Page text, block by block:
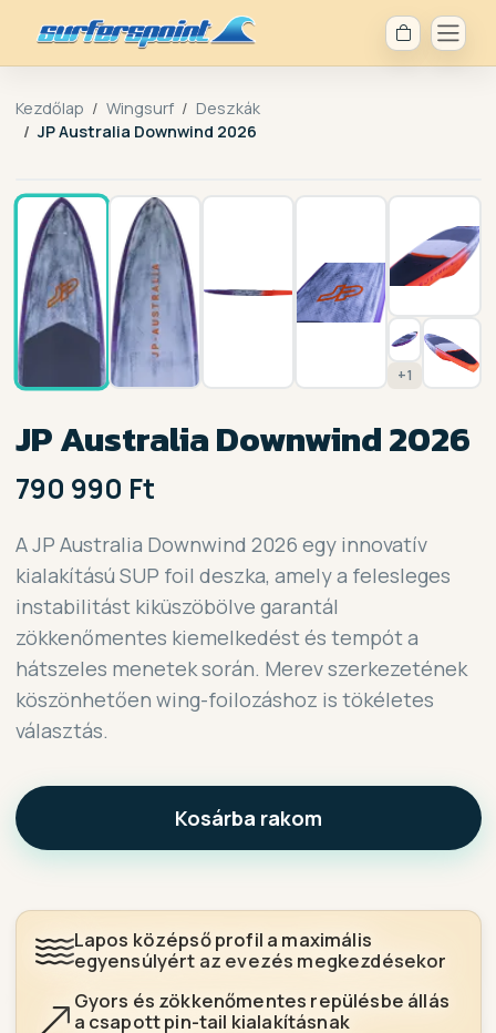
Kezdőlap Wingsurf
Deszkák
JP Australia Downwind 2026
+1
JP Australia Downwind 2026
790 990 Ft
A JP Australia Downwind 2026 egy innovatív
kialakítású SUP foil deszka, amely a felesleges
instabilitást kiküszöbölve garantál
zökkenőmentes kiemelkedést és tempót a
hátszeles menetek során. Merev szerkezetének
köszönhetően wing-foilozáshoz is tökéletes
választás.
Kosárba rakom
Lapos középső profil a maximális
egyensúlyért az evezés megkezdésekor
Gyors és zökkenőmentes repülésbe állás
a csapott pin-tail kialakításnak